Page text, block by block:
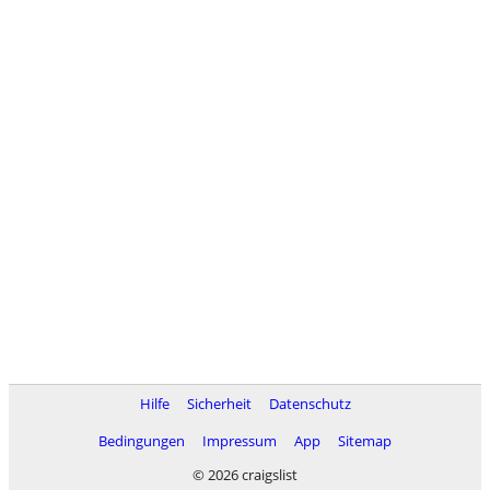
Hilfe Sicherheit
Datenschutz
Bedingungen
Impressum App
Sitemap
© 2026 craigslist